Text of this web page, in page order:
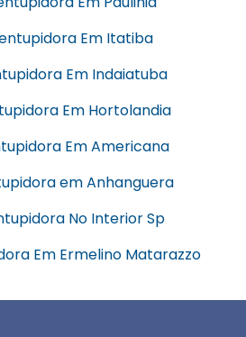
Em Itatiba
Em Indaiatuba
Em Hortolandia
Em Americana
em Anhanguera
No Interior Sp
Em Ermelino Matarazzo